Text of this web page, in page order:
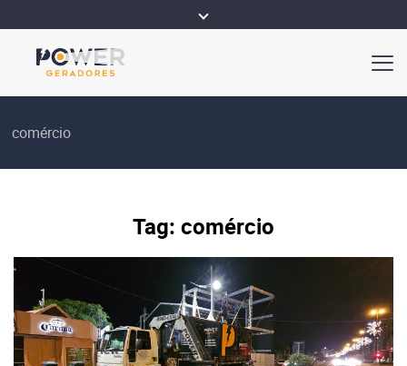
comércio
Tag: comércio